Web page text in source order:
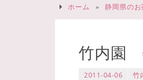
ホーム » 静岡県のお
竹内園
2011-04-06 竹